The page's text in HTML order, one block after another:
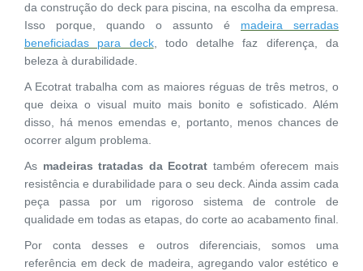
da construção do deck para piscina, na escolha da empresa.
Isso porque, quando o assunto é madeira serradas
beneficiadas para deck, todo detalhe faz diferença, da
beleza à durabilidade.
A Ecotrat trabalha com as maiores réguas de três metros, o
que deixa o visual muito mais bonito e sofisticado. Além
disso, há menos emendas e, portanto, menos chances de
ocorrer algum problema.
As madeiras tratadas da Ecotrat também oferecem mais
resistência e durabilidade para o seu deck. Ainda assim cada
peça passa por um rigoroso sistema de controle de
qualidade em todas as etapas, do corte ao acabamento final.
Por conta desses e outros diferenciais, somos uma
referência em deck de madeira, agregando valor estético e